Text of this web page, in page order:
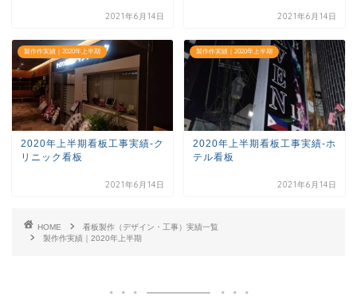
2021年6月14日 2021年6月14日
製作作実績｜2020年上半期
2020年上半期看板工事実績-ク
リニック看板
2021年6月14日
製作作実績｜2020年上半期
2020年上半期看板工事実績-ホ
テル看板
2021年6月14日
HOME
看板製作（デザイン・工事）実績一覧
製作作実績｜2020年上半期